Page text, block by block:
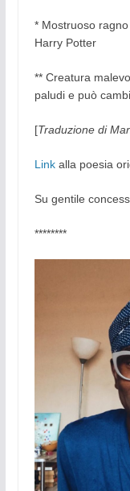
* Mostruoso
Harry Potter
** Creatura
paludi e può
[Traduzione di
Linkalla poesia
Su gentile
********